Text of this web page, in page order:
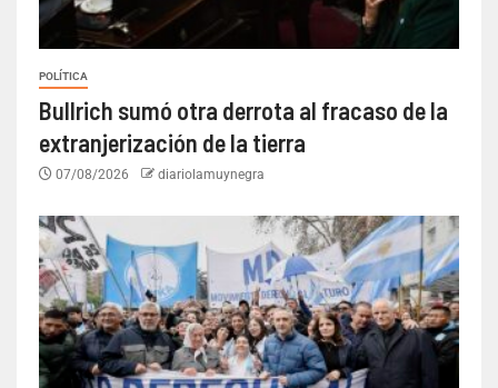
POLÍTICA
Bullrich sumó otra derrota al fracaso de la
extranjerización de la tierra
07/08/2026 diariolamuynegra